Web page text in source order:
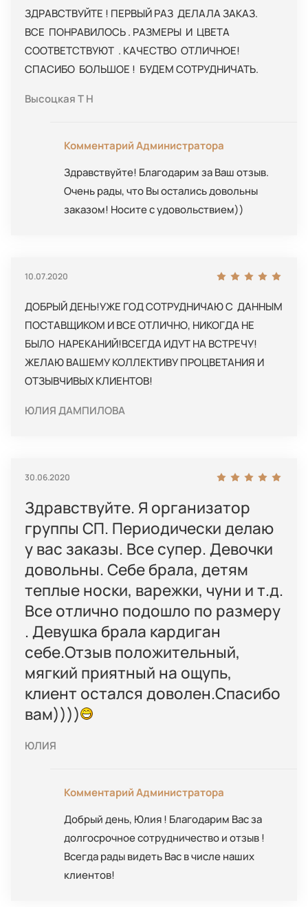
ЗДРАВСТВУЙТЕ ! ПЕРВЫЙ РАЗ ДЕЛАЛА ЗАКАЗ.
ВСЕ ПОНРАВИЛОСЬ . РАЗМЕРЫ И ЦВЕТА
СООТВЕТСТВУЮТ . КАЧЕСТВО ОТЛИЧНОЕ!
СПАСИБО БОЛЬШОЕ ! БУДЕМ СОТРУДНИЧАТЬ.
Высоцкая Т Н
Комментарий Администратора
Здравствуйте! Благодарим за Ваш отзыв.
Очень рады, что Вы остались довольны
заказом! Носите с удовольствием))
10.07.2020
ДОБРЫЙ ДЕНЬ!УЖЕ ГОД СОТРУДНИЧАЮ С ДАННЫМ
ПОСТАВЩИКОМ И ВСЕ ОТЛИЧНО, НИКОГДА НЕ
БЫЛО НАРЕКАНИЙ!ВСЕГДА ИДУТ НА ВСТРЕЧУ!
ЖЕЛАЮ ВАШЕМУ КОЛЛЕКТИВУ ПРОЦВЕТАНИЯ И
ОТЗЫВЧИВЫХ КЛИЕНТОВ!
ЮЛИЯ ДАМПИЛОВА
30.06.2020
Здравствуйте. Я организатор
группы СП. Периодически делаю
у вас заказы. Все супер. Девочки
довольны. Себе брала, детям
теплые носки, варежки, чуни и т.д.
Все отлично подошло по размеру
. Девушка брала кардиган
себе.Отзыв положительный,
мягкий приятный на ощупь,
клиент остался доволен.Спасибо
вам))))
ЮЛИЯ
Комментарий Администратора
Добрый день, Юлия ! Благодарим Вас за
долгосрочное сотрудничество и отзыв !
Всегда рады видеть Вас в числе наших
клиентов!